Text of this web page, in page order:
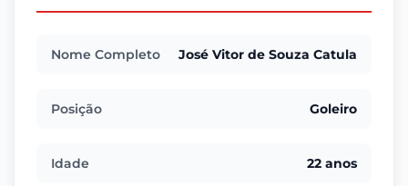
Nome Completo José Vitor de Souza Catula
Posição Goleiro
Idade 22 anos